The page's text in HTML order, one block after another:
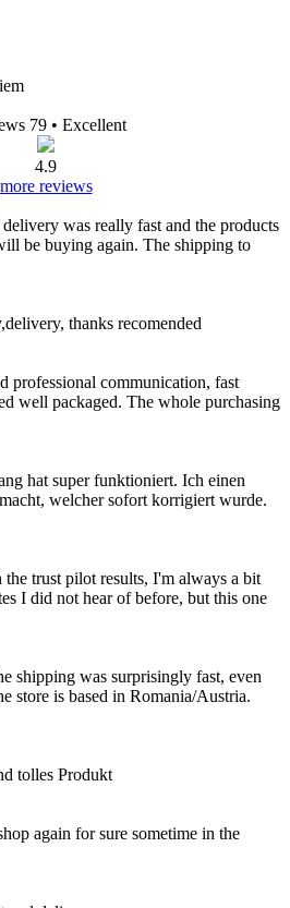
79 • Excellent
4.9
more reviews
was really fast and the products
be buying again. The shipping to
thanks recomended
professional communication, fast
well packaged. The whole purchasing
hat super funktioniert. Ich einen
welcher sofort korrigiert wurde.
trust pilot results, I'm always a bit
I did not hear of before, but this one
shipping was surprisingly fast, even
store is based in Romania/Austria.
tolles Produkt
again for sure sometime in the